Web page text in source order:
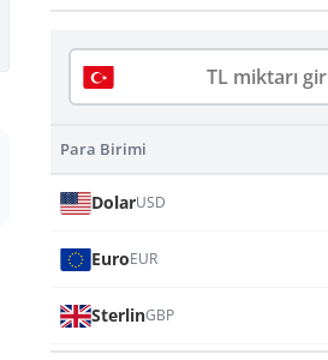
Para Birimi
DolarUSD
EuroEUR
SterlinGBP